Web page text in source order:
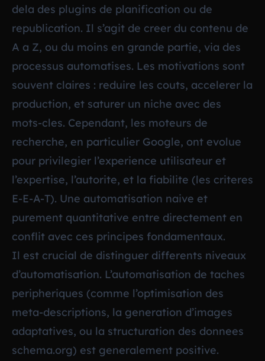
dela des plugins de planification ou de
republication. Il s’agit de creer du contenu de
A a Z, ou du moins en grande partie, via des
processus automatises. Les motivations sont
souvent claires : reduire les couts, accelerer la
production, et saturer un niche avec des
mots-cles. Cependant, les moteurs de
recherche, en particulier Google, ont evolue
pour privilegier l’experience utilisateur et
l’expertise, l’autorite, et la fiabilite (les criteres
E-E-A-T). Une automatisation naive et
purement quantitative entre directement en
conflit avec ces principes fondamentaux.
Il est crucial de distinguer differents niveaux
d’automatisation. L’automatisation de taches
peripheriques (comme l’optimisation des
meta-descriptions, la generation d’images
adaptatives, ou la structuration des donnees
schema.org) est generalement positive.